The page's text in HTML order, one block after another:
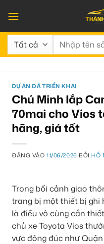
qua
nội
dung
Tìm
DỰ ÁN ĐÃ TRIỂN KHAI
Chú Minh lắp
70mai cho Vios
hãng, giá tốt
ĐĂNG VÀO11/06/2026 BỞI HỒ
Trong bối cảnh giao
trang bị một thiết bị ghi
là điều vô cùng cần
chủ xe Toyota Vios
vực đông đúc như